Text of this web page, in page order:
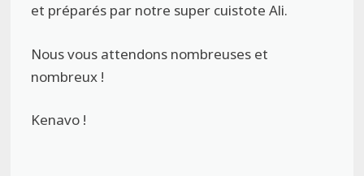
et préparés par notre super cuistote Ali.
Nous vous attendons nombreuses et
nombreux !
Kenavo !